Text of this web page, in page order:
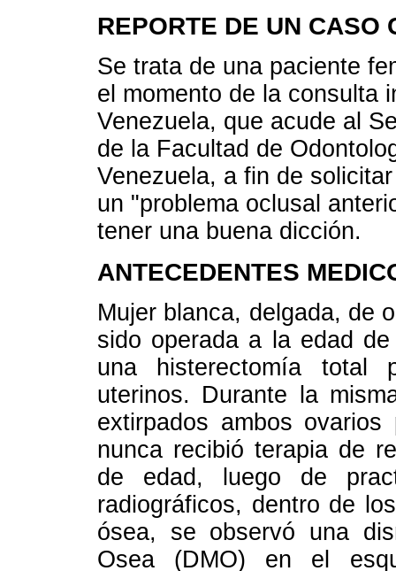
REPORTE DE UN CASO
Se trata de una paciente
el momento de la consulta
Venezuela, que acude al
de la Facultad de
Venezuela, a fin de
un "problema oclusal
tener una buena dicción.
ANTECEDENTES
Mujer blanca, delgada, de
sido operada a la edad
una histerectomía total
uterinos. Durante la
extirpados ambos
nunca recibió terapia de
de edad, luego de
radiográficos, dentro de
ósea, se observó una
Osea (DMO) en el